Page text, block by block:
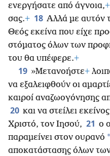
ενεργήσατε από άγνοια,+
σας.+ 18 Αλλά με αυτόν
Θεός εκείνα που είχε
στόματος όλων των
του θα υπέφερε.+
19 »Μετανοήστε+
να εξαλειφθούν οι
καιροί αναζωογόνησης
20 και να στείλει
Χριστό, τον Ιησού, 21 ο
παραμείνει στον ουρανό *
αποκατάστασης όλων